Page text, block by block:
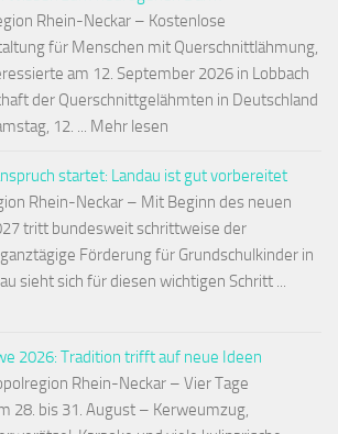
Rhein-Neckar – Kostenlose
für Menschen mit Querschnittlähmung,
am 12. September 2026 in Lobbach
der Querschnittgelähmten in Deutschland
12. ... Mehr lesen
startet: Landau ist gut vorbereitet
Rhein-Neckar – Mit Beginn des neuen
tritt bundesweit schrittweise der
Förderung für Grundschulkinder in
sieht sich für diesen wichtigen Schritt ...
2026: Tradition trifft auf neue Ideen
Rhein-Neckar – Vier Tage
28. bis 31. August – Kerweumzug,